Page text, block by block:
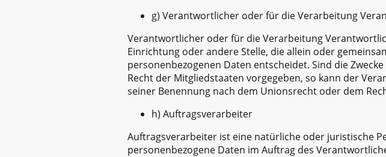
g) Verantwortlicher oder für die Verarbeitung
Verantwortlicher oder für die Verarbeitung
Einrichtung oder andere Stelle, die allein oder
personenbezogenen Daten entscheidet. Sind die
Recht der Mitgliedstaaten vorgegeben, so kann der
seiner Benennung nach dem Unionsrecht oder dem
h) Auftragsverarbeiter
Auftragsverarbeiter ist eine natürliche oder juristische
personenbezogene Daten im Auftrag des